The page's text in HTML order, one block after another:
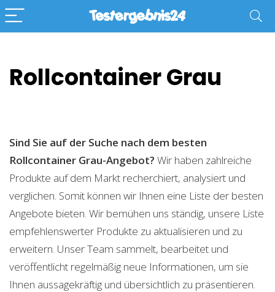
Rollcontainer Grau
Sind Sie auf der Suche nach dem besten
Rollcontainer Grau-Angebot? Wir haben zahlreiche
Produkte auf dem Markt recherchiert, analysiert und
verglichen. Somit können wir Ihnen eine Liste der besten
Angebote bieten. Wir bemühen uns ständig, unsere Liste
empfehlenswerter Produkte zu aktualisieren und zu
erweitern. Unser Team sammelt, bearbeitet und
veröffentlicht regelmäßig neue Informationen, um sie
Ihnen aussagekräftig und übersichtlich zu präsentieren.